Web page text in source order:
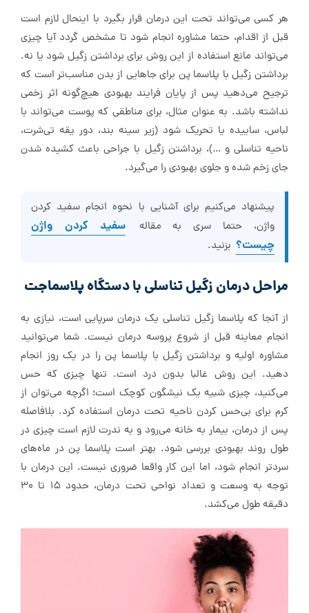
هر کسی می‌تواند تحت این درمان قرار بگیرد با اینحال لازم است
قبل از اقدام، حتما مشاوره انجام شود تا مشخص گردد آیا چیزی
می‌تواند مانع استفاده از این روش برای برداشتن زگیل شود یا نه.
برداشتن زگیل با پلاسما پن برای جاهایی از بدن مناسب‌تر است که
ترجیح می‌دهید پس از پایان فرایند بهبودی هیچ‌گونه اثر زخمی
نداشته باشد. به عنوان مثال، برای مناطقی که پوست می‌تواند با
لباس، ساییده یا تحریک شود (زیر سینه بند، دور یقه تی‌شرت،
ناحیه تناسلی و …)، برداشتن زگیل با جراحی باعث کشیده شدن
جای زخم شده و جلوی بهبودی را می‌گیرد.
پیشنهاد می‌کنیم برای آشنایی با نحوه انجام سفید کردن
واژن، حتما سری به مقاله
سفید کردن واژن
چیست؟ بزنید.
مراحل درمان زگیل تناسلی با دستگاه پلاسما‌جت
از آنجا که پلاسما زگیل تناسلی یک درمان سرپایی است، نیازی به
انجام معاینه قبل از شروع پروسه درمان نیست. شما می‌توانید
مشاوره اولیه و برداشتن زگیل با پلاسما پن را در یک روز انجام
دهید. این روش غالبا بدون درد است. تنها چیزی که حس
می‌کنید، چیزی شبیه یک نیشگون کوچک است؛ اگرچه می‌توان از
کرم برای بی‌حس‌ کردن ناحیه تحت‌ درمان استفاده کرد. بلافاصله
پس از درمان، بیمار به خانه می‌رود و به ندرت لازم است چیزی در
طول روند بهبودی بررسی شود. بهتر است پلاسما پن در ماه‌های
سردتر انجام شود، اما این کار واقعا ضروری نیست. این درمان با
توجه به وسعت و تعداد نواحی تحت درمان، حدود ۱۵ تا ۳۰
دقیقه طول می‌کشد.